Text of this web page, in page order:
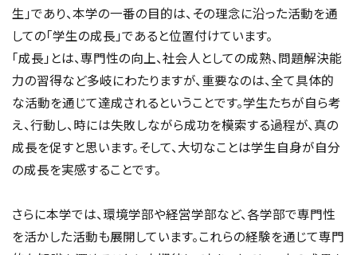
生」であり、本学の一番の目的は、その理念に沿った活動を通
しての「学生の成長」であると位置付けています。
「成長」とは、専門性の向上、社会人としての成熟、問題解決能
力の習得など多岐にわたりますが、重要なのは、全て具体的
な活動を通じて達成されるということです。学生たちが自ら考
え、行動し、時には失敗しながら成功を模索する過程が、真の
成長を促すと思います。そして、大切なことは学生自身が自分
の成長を実感することです。
さらに本学では、環境学部や経営学部など、各学部で専門性
を活かした活動も展開しています。これらの経験を通じて専門